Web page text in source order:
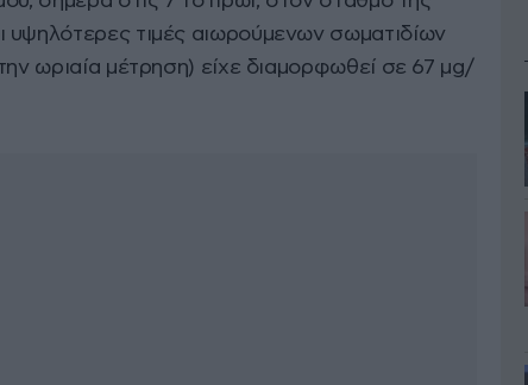
τιμές αιωρούμενων σωματιδίων
ωριαία μέτρηση) είχε διαμορφωθεί σε 67 μg/